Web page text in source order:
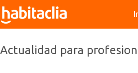
Actualidad para